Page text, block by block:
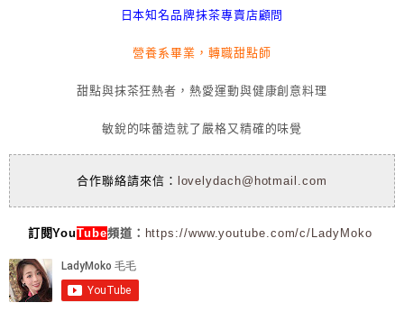
日本知名品牌抹茶專賣店顧問
營養系畢業，轉職甜點師
甜點與抹茶狂熱者，熱愛運動與健康創意料理
敏銳的味蕾造就了嚴格又精確的味覺
合作聯絡請來信： lovelydach@hotmail.com
訂閱YouTube頻道： https://www.youtube.com/c/LadyMoko